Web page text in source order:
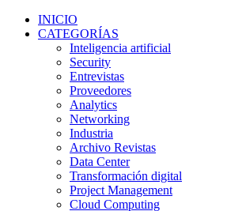
INICIO
CATEGORÍAS
Inteligencia artificial
Security
Entrevistas
Proveedores
Analytics
Networking
Industria
Archivo Revistas
Data Center
Transformación digital
Project Management
Cloud Computing